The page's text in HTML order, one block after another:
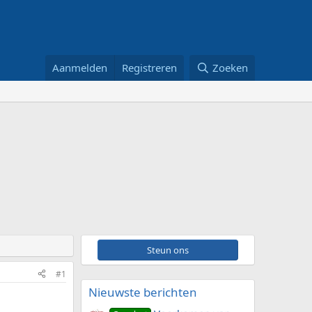
Aanmelden Registreren Zoeken
#1
Steun ons
Nieuwste berichten